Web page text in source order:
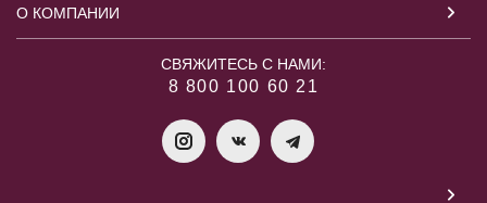
О КОМПАНИИ
СВЯЖИТЕСЬ С НАМИ:
8 800 100 60 21